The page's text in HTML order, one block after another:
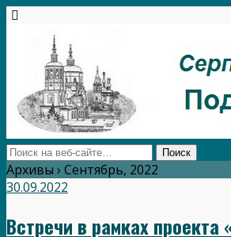
Архивы › Сентябрь, 2022
30.09.2022
Встречи в рамках проекта